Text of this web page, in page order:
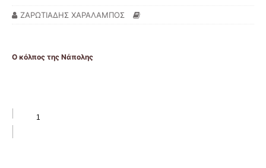
ΖΑΡΩΤΙΑΔΗΣ ΧΑΡΑΛΑΜΠΟΣ
Ο κόλπος της Νάπολης